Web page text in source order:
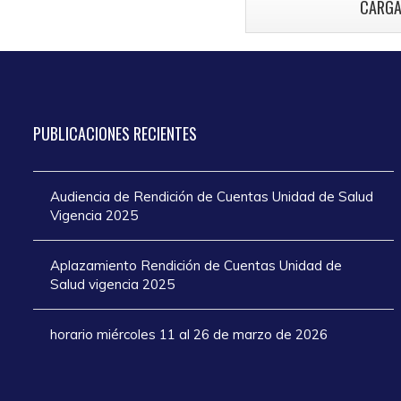
Santa 2025
PUBLICACIONES RECIENTES
Audiencia de Rendición de Cuentas Unidad de Salud
Vigencia 2025
Aplazamiento Rendición de Cuentas Unidad de
Salud vigencia 2025
horario miércoles 11 al 26 de marzo de 2026